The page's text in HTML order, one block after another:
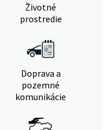
Životné
prostredie
Doprava a
pozemné
komunikácie